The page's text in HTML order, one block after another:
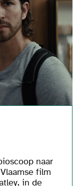
naar
film
in de